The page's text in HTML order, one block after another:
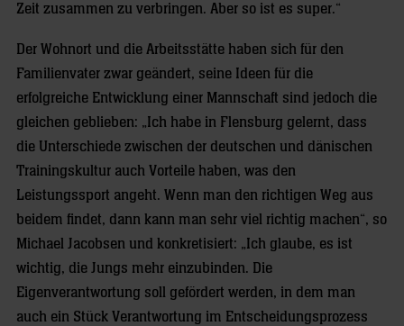
Zeit zusammen zu verbringen. Aber so ist es super.“
Der Wohnort und die Arbeitsstätte haben sich für den
Familienvater zwar geändert, seine Ideen für die
erfolgreiche Entwicklung einer Mannschaft sind jedoch die
gleichen geblieben: „Ich habe in Flensburg gelernt, dass
die Unterschiede zwischen der deutschen und dänischen
Trainingskultur auch Vorteile haben, was den
Leistungssport angeht. Wenn man den richtigen Weg aus
beidem findet, dann kann man sehr viel richtig machen“, so
Michael Jacobsen und konkretisiert: „Ich glaube, es ist
wichtig, die Jungs mehr einzubinden. Die
Eigenverantwortung soll gefördert werden, in dem man
auch ein Stück Verantwortung im Entscheidungsprozess